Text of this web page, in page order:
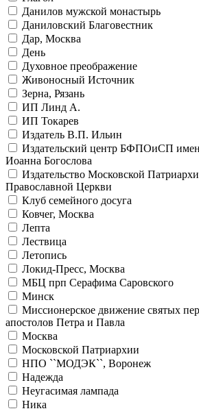
Данилов мужской монастырь
Даниловский Благовестник
Дар, Москва
День
Духовное преображение
Живоносный Источник
Зерна, Рязань
ИП Линд А.
ИП Токарев
Издатель В.П. Ильин
Издательский центр БФПОиСП
Иоанна Богослова
Издательство Московской
Православной Церкви
Клуб семейного досуга
Ковчег, Москва
Лепта
Лествица
Летопись
Локид-Пресс, Москва
МБЦ прп Серафима Саровского
Минск
Миссионерское движение святых
апостолов Петра и Павла
Москва
Московской Патриархии
НПО ``МОДЭК``, Воронеж
Надежда
Неугасимая лампада
Ника